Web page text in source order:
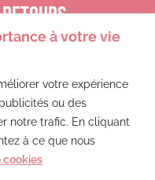
à votre vie
votre expérience
ou des
notre trafic. En cliquant
à ce que nous
cookies